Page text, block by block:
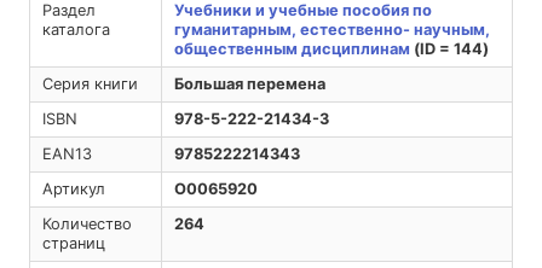
Раздел
каталога
Учебники и учебные пособия по
гуманитарным, естественно- научным,
общественным дисциплинам (ID = 144)
Серия книги
Большая перемена
ISBN
978-5-222-21434-3
EAN13
9785222214343
Артикул
O0065920
Количество
страниц
264